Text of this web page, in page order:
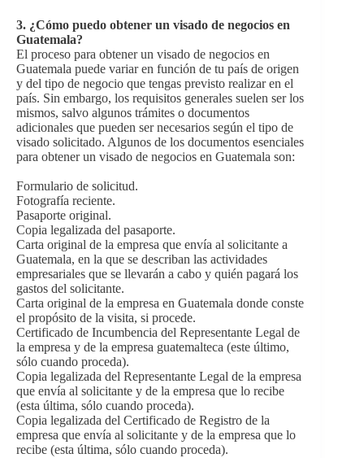
3. ¿Cómo puedo obtener un visado de negocios en
Guatemala?
El proceso para obtener un visado de negocios en
Guatemala puede variar en función de tu país de origen
y del tipo de negocio que tengas previsto realizar en el
país. Sin embargo, los requisitos generales suelen ser los
mismos, salvo algunos trámites o documentos
adicionales que pueden ser necesarios según el tipo de
visado solicitado. Algunos de los documentos esenciales
para obtener un visado de negocios en Guatemala son:
Formulario de solicitud.
Fotografía reciente.
Pasaporte original.
Copia legalizada del pasaporte.
Carta original de la empresa que envía al solicitante a
Guatemala, en la que se describan las actividades
empresariales que se llevarán a cabo y quién pagará los
gastos del solicitante.
Carta original de la empresa en Guatemala donde conste
el propósito de la visita, si procede.
Certificado de Incumbencia del Representante Legal de
la empresa y de la empresa guatemalteca (este último,
sólo cuando proceda).
Copia legalizada del Representante Legal de la empresa
que envía al solicitante y de la empresa que lo recibe
(esta última, sólo cuando proceda).
Copia legalizada del Certificado de Registro de la
empresa que envía al solicitante y de la empresa que lo
recibe (esta última, sólo cuando proceda).